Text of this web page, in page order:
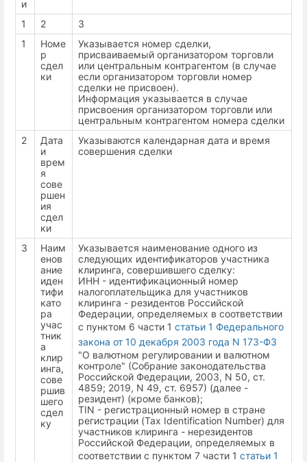
и
1
2
3
1
Номе
р
сдел
ки
Указывается номер сделки,
присваиваемый организатором торговли
или центральным контрагентом (в случае
если организатором торговли номер
сделки не присвоен).
Информация указывается в случае
присвоения организатором торговли или
центральным контрагентом номера сделки
2
Дата
и
врем
я
сове
ршен
ия
сдел
ки
Указываются календарная дата и время
совершения сделки
3
Наим
енов
ание
иден
тифи
като
ра
учас
тник
а
клир
инга,
сове
ршив
шего
сдел
ку
Указывается наименование одного из
следующих идентификаторов участника
клиринга, совершившего сделку:
ИНН - идентификационный номер
налогоплательщика для участников
клиринга - резидентов Российской
Федерации, определяемых в соответствии
с пунктом 6 части 1 статьи 1 Федерального
закона от 10 декабря 2003 года N 173-ФЗ
"О валютном регулировании и валютном
контроле" (Собрание законодательства
Российской Федерации, 2003, N 50, ст.
4859; 2019, N 49, ст. 6957) (далее -
резидент) (кроме банков);
TIN - регистрационный номер в стране
регистрации (Tax Identification Number) для
участников клиринга - нерезидентов
Российской Федерации, определяемых в
соответствии с пунктом 7 части 1 статьи 1